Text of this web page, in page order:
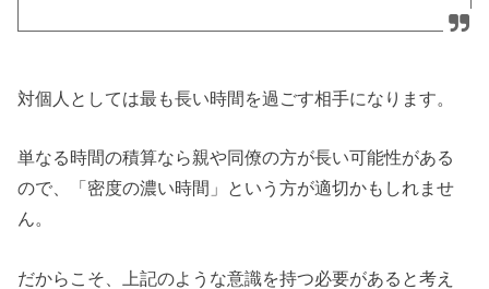
対個人としては最も長い時間を過ごす相手になります。
単なる時間の積算なら親や同僚の方が長い可能性がある
ので、「密度の濃い時間」という方が適切かもしれませ
ん。
だからこそ、上記のような意識を持つ必要があると考え